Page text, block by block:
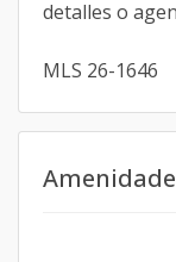
detalles o
MLS 26-1646